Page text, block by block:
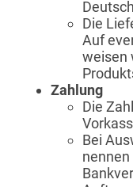
Die
Auf
weisen
Zahlung
Die
Bei